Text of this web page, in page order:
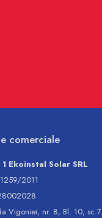
comerciale
1 Ekoinstal Solar SRL
2011
Vigoniei, nr. 8, Bl. 10, sc.7